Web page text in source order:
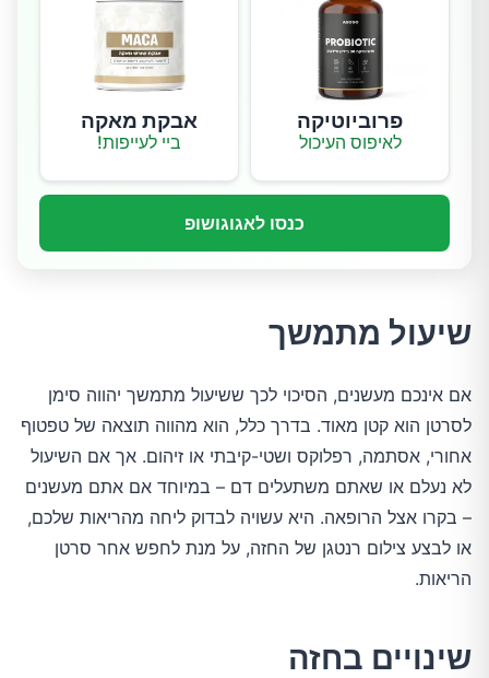
פרוביוטיקה
לאיפוס העיכול
אבקת מאקה
ביי לעייפות!
כנסו לאגוגושופ
שיעול מתמשך
אם אינכם מעשנים, הסיכוי לכך ששיעול מתמשך יהווה סימן
לסרטן הוא קטן מאוד. בדרך כלל, הוא מהווה תוצאה של טפטוף
אחורי, אסתמה, רפלוקס ושטי-קיבתי או זיהום. אך אם השיעול
לא נעלם או שאתם משתעלים דם – במיוחד אם אתם מעשנים
– בקרו אצל הרופאה. היא עשויה לבדוק ליחה מהריאות שלכם,
או לבצע צילום רנטגן של החזה, על מנת לחפש אחר סרטן
הריאות.
שינויים בחזה